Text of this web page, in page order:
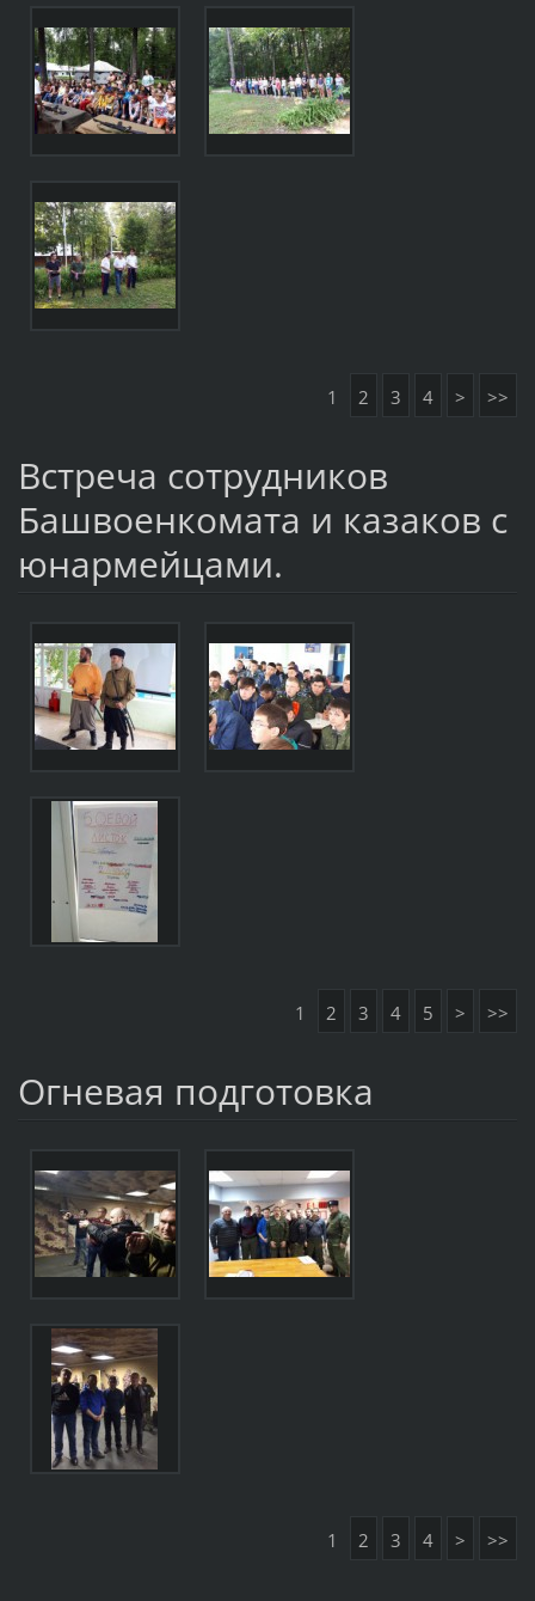
1 2 3 4 > >>
Встреча сотрудников
Башвоенкомата и казаков с
юнармейцами.
1 2 3 4 5 > >>
Огневая подготовка
1 2 3 4 > >>